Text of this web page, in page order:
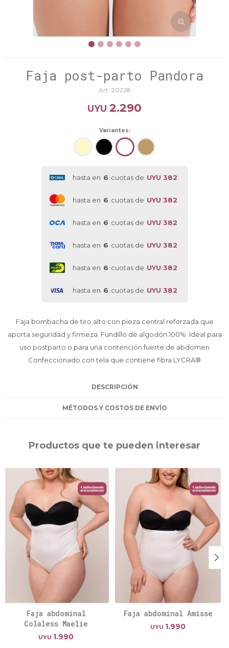
Faja post-parto Pandora
20228
UYU 2.290
Variantes:
hasta en 6 cuotas de UYU 382
hasta en 6 cuotas de UYU 382
hasta en 6 cuotas de UYU 382
hasta en 6 cuotas de UYU 382
hasta en 6 cuotas de UYU 382
hasta en 6 cuotas de UYU 382
Faja bombacha de tiro alto con pieza central reforzada que
aporta seguridad y firmeza. Fundillo de algodón 100%. Ideal para
uso postparto o para una contención fuerte de abdomen
Confeccionado con tela que contiene fibra LYCRA®
DESCRIPCIÓN
MÉTODOS Y COSTOS DE ENVÍO
Productos que te pueden interesar
Faja abdominal
Colaless Maelie
UYU 1.990
Faja abdominal Amisse
UYU 1.990